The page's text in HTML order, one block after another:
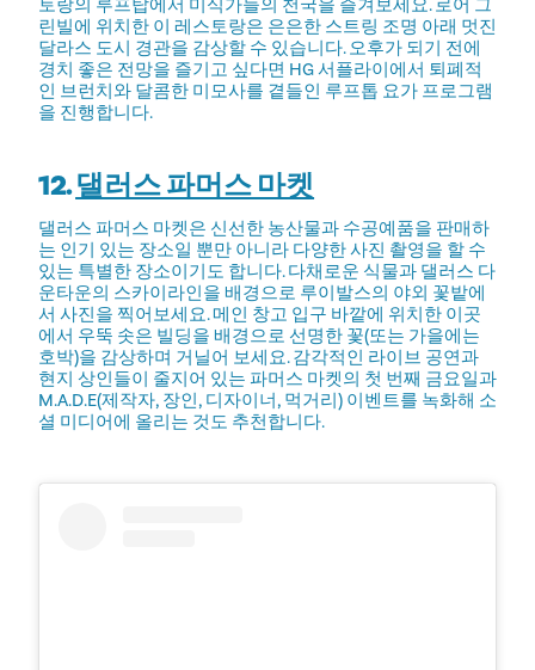
토랑의 루프탑에서 미식가들의 천국을 즐겨보세요. 로어 그
린빌에 위치한 이 레스토랑은 은은한 스트링 조명 아래 멋진
달라스 도시 경관을 감상할 수 있습니다. 오후가 되기 전에
경치 좋은 전망을 즐기고 싶다면 HG 서플라이에서 퇴폐적
인 브런치와 달콤한 미모사를 곁들인 루프톱 요가 프로그램
을 진행합니다.
12.댈러스 파머스 마켓
댈러스 파머스 마켓은 신선한 농산물과 수공예품을 판매하
는 인기 있는 장소일 뿐만 아니라 다양한 사진 촬영을 할 수
있는 특별한 장소이기도 합니다. 다채로운 식물과 댈러스 다
운타운의 스카이라인을 배경으로 루이발스의 야외 꽃밭에
서 사진을 찍어보세요. 메인 창고 입구 바깥에 위치한 이곳
에서 우뚝 솟은 빌딩을 배경으로 선명한 꽃(또는 가을에는
호박)을 감상하며 거닐어 보세요. 감각적인 라이브 공연과
현지 상인들이 줄지어 있는 파머스 마켓의 첫 번째 금요일과
M.A.D.E(제작자, 장인, 디자이너, 먹거리) 이벤트를 녹화해 소
셜 미디어에 올리는 것도 추천합니다.